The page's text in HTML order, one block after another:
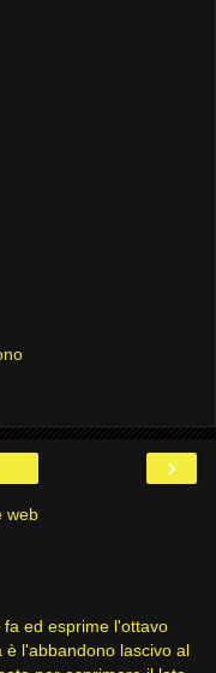
›
web
ed esprime l'ottavo
è l'abbandono lascivo al